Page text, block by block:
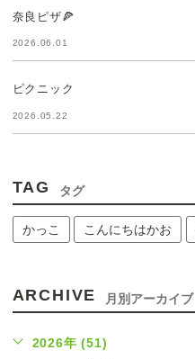
奈良ピザ🍕
2026.06.01
ピクニック
2026.05.22
TAG タグ
かっこ こんにちはかお
ARCHIVE 月別アーカイブ
2026年 (51)